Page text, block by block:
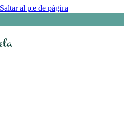
Saltar al pie de página